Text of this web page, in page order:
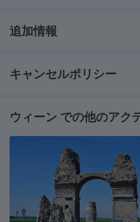
追加情報
キャンセルポリシー
ウィーン での他のアク